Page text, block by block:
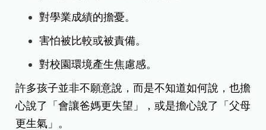
對學業成績的擔憂。
害怕被比較或被責備。
對校園環境產生焦慮感。
許多孩子並非不願意說，而是不知道如何說，也擔
心說了「會讓爸媽更失望」，或是擔心說了「父母
更生氣」。